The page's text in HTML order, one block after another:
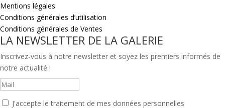
Mentions légales
Conditions générales d’utilisation
Conditions générales de Ventes
LA NEWSLETTER DE LA GALERIE
Inscrivez-vous à notre newsletter et soyez les premiers informés de
notre actualité !
J'accepte le traitement de mes données personnelles